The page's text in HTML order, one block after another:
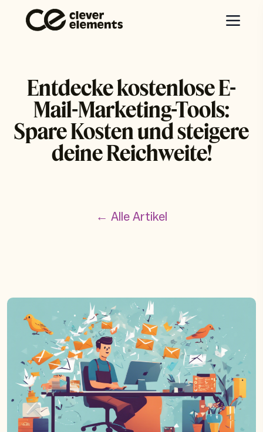
Entdecke kostenlose E-
Mail-Marketing-Tools:
Spare Kosten und steigere
deine Reichweite!
← Alle Artikel